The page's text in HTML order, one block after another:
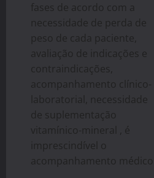
fases de acordo com a
necessidade de perda de
peso de cada paciente,
avaliação de indicações e
contraindicações,
acompanhamento clínico-
laboratorial, necessidade
de suplementação
vitamínico-mineral , é
imprescindível o
acompanhamento médico.